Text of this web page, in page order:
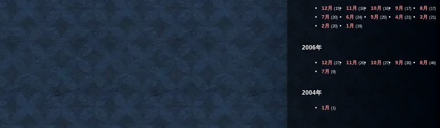
12月 (15) 11月 (16) 10月 (16) 9月 (17) 8月 (17)
7月 (20) 6月 (24) 5月 (25) 4月 (21) 3月 (21)
2月 (20) 1月 (19)
2006年
12月 (27) 11月 (26) 10月 (27) 9月 (30) 8月 (46)
7月 (9)
2004年
1月 (1)